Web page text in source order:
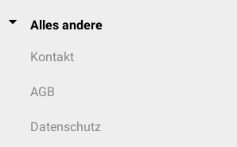
Alles andere
Kontakt
AGB
Datenschutz